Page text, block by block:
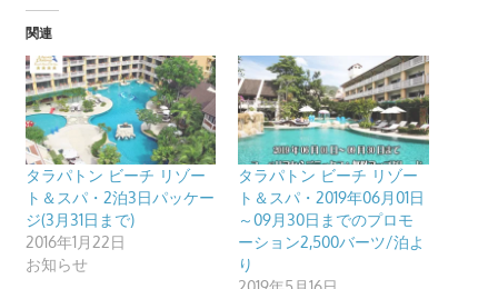
ン
ビ
ー
チ
よ
り
発
信
し
ま
関連
タラパトン ビーチ リゾー
ト＆スパ・2泊3日パッケー
ジ(3月31日まで)
2016年1月22日
お知らせ
タラパトン ビーチ リゾー
ト＆スパ・2019年06月01日
～09月30日までのプロモ
ーション2,500バーツ/泊よ
り